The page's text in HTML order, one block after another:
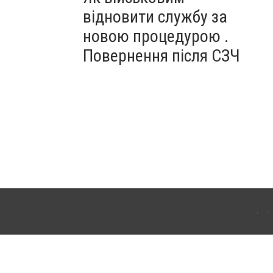
відновити службу за
новою процедурою .
Повернення після СЗЧ